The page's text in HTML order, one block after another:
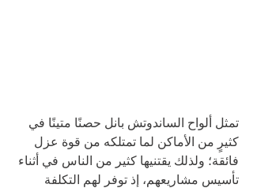
تمثل ألواح الساندوتش بانل حصنًا متينًا في
كثيرٍ من الأماكن لما تمتلكه من قوة عزل
فائقة؛ ولذلك يقتنيها كثير من الناس في أثناء
تأسيس مشاريعهم، إذ توفر لهم التكلفة